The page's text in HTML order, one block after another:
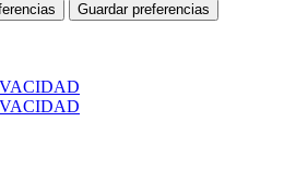
Guardar preferencias